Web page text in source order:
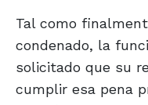
Tal como
condenado, la
solicitado que su
cumplir esa pena